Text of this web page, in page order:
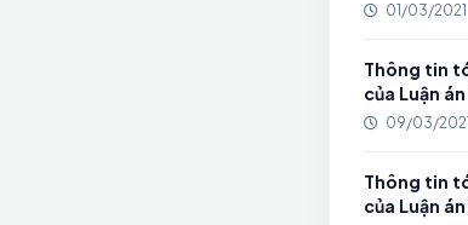
01/03/2021
Thông tin
của Luận
09/03/2021
Thông tin
của Luận